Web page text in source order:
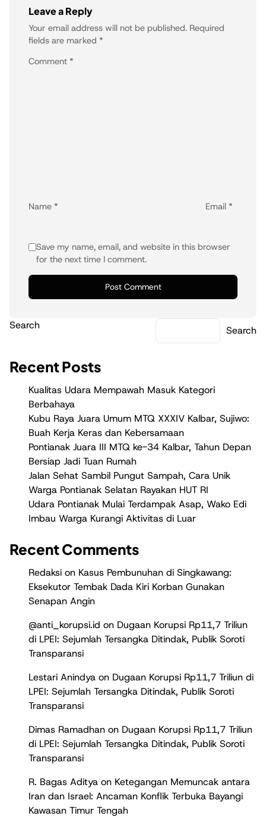
Leave a Reply
Your email address will not be published. Required
fields are marked *
Comment *
Name * Email *
Save my name, email, and website in this browser
for the next time I comment.
Search Search
Recent Posts
Kualitas Udara Mempawah Masuk Kategori
Berbahaya
Kubu Raya Juara Umum MTQ XXXIV Kalbar, Sujiwo:
Buah Kerja Keras dan Kebersamaan
Pontianak Juara III MTQ ke-34 Kalbar, Tahun Depan
Bersiap Jadi Tuan Rumah
Jalan Sehat Sambil Pungut Sampah, Cara Unik
Warga Pontianak Selatan Rayakan HUT RI
Udara Pontianak Mulai Terdampak Asap, Wako Edi
Imbau Warga Kurangi Aktivitas di Luar
Recent Comments
Redaksi on Kasus Pembunuhan di Singkawang:
Eksekutor Tembak Dada Kiri Korban Gunakan
Senapan Angin
@anti_korupsi.id on Dugaan Korupsi Rp11,7 Triliun
di LPEI: Sejumlah Tersangka Ditindak, Publik Soroti
Transparansi
Lestari Anindya on Dugaan Korupsi Rp11,7 Triliun di
LPEI: Sejumlah Tersangka Ditindak, Publik Soroti
Transparansi
Dimas Ramadhan on Dugaan Korupsi Rp11,7 Triliun
di LPEI: Sejumlah Tersangka Ditindak, Publik Soroti
Transparansi
R. Bagas Aditya on Ketegangan Memuncak antara
Iran dan Israel: Ancaman Konflik Terbuka Bayangi
Kawasan Timur Tengah